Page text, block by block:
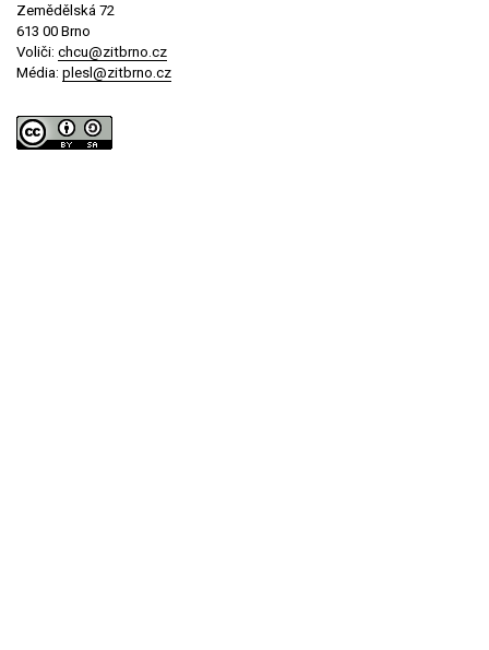
Zemědělská 72
613 00 Brno
Voliči: chcu@zitbrno.cz
Média: plesl@zitbrno.cz